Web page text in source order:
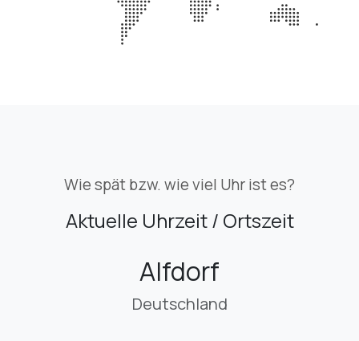
Wie spät bzw. wie viel Uhr ist es?
Aktuelle Uhrzeit / Ortszeit
Alfdorf
Deutschland